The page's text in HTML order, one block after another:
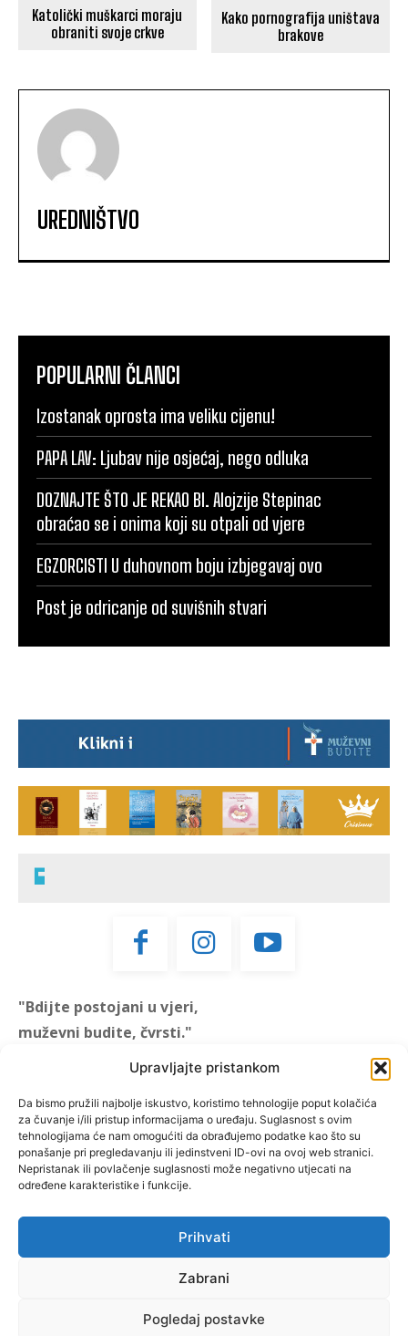
Upravljajte pristankom
Da bismo pružili najbolje iskustvo, koristimo tehnologije poput kolačića
za čuvanje i/ili pristup informacijama o uređaju. Suglasnost s ovim
tehnologijama će nam omogućiti da obrađujemo podatke kao što su
ponašanje pri pregledavanju ili jedinstveni ID-ovi na ovoj web stranici.
Nepristanak ili povlačenje suglasnosti može negativno utjecati na
određene karakteristike i funkcije.
Prihvati
Zabrani
Pogledaj postavke
Katolički muškarci moraju
obraniti svoje crkve
Kako pornografija uništava
brakove
UREDNIŠTVO
POPULARNI ČLANCI
Izostanak oprosta ima veliku cijenu!
PAPA LAV: Ljubav nije osjećaj, nego odluka
DOZNAJTE ŠTO JE REKAO Bl. Alojzije Stepinac
obraćao se i onima koji su otpali od vjere
EGZORCISTI U duhovnom boju izbjegavaj ovo
Post je odricanje od suvišnih stvari
"Bdijte postojani u vjeri,
muževni budite, čvrsti."
"Muževni budite" prvi je
hrvatski portal za katoličke
muškarce koji pokušava
reafirmirati u današnje
vrijeme itekako narušen
biblijski koncept muževnosti,
koji pokušavamo osvijetliti iz
više aspekata, prigodnih
rubrika i poticajnih inicijativa.